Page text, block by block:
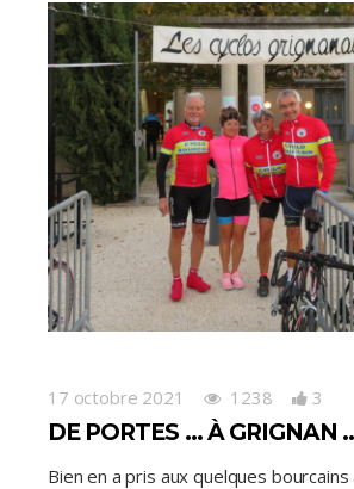
17 octobre 2021 1238 3
DE PORTES … À GRIGNAN
Bien en a pris aux quelques